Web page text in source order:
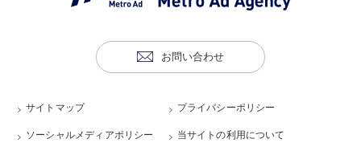
お問い合わせ
サイトマップ プライバシーポリシー
ソーシャルメディアポリシー 当サイトの利用について